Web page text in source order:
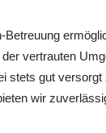
Betreuung
vertrauten
stets gut
wir